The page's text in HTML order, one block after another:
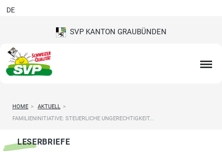
SVP KANTON GRAUBÜNDEN
DE
HOME > AKTUELL >
FAMILIENINITIATIVE: STEUERLICHE UNGERECHTIGKEIT...
LESERBRIEFE